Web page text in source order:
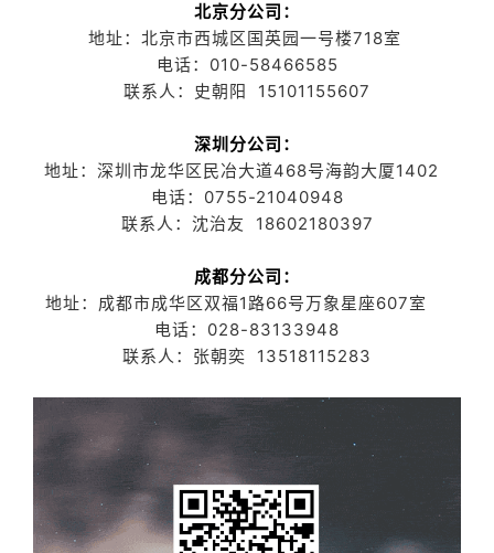
北京分公司：
地址：北京市西城区国英园一号楼718室
电话：010-58466585
联系人：史朝阳 15101155607
深圳分公司：
地址：深圳市龙华区民冶大道468号海韵大厦1402
电话：0755-21040948
联系人：沈治友 18602180397
成都分公司：
地址：成都市成华区双福1路66号万象星座607室
电话：028-83133948
联系人：张朝奕 13518115283